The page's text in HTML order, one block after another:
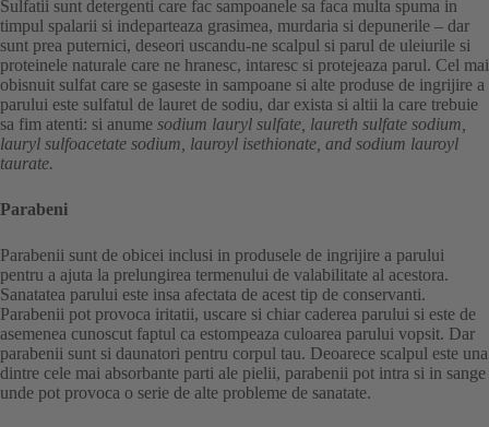
Sulfatii sunt detergenti care fac sampoanele sa faca multa spuma in
timpul spalarii si indeparteaza grasimea, murdaria si depunerile – dar
sunt prea puternici, deseori uscandu-ne scalpul si parul de uleiurile si
proteinele naturale care ne hranesc, intaresc si protejeaza parul. Cel mai
obisnuit sulfat care se gaseste in sampoane si alte produse de ingrijire a
parului este sulfatul de lauret de sodiu, dar exista si altii la care trebuie
sa fim atenti: si anume sodium lauryl sulfate, laureth sulfate sodium,
lauryl sulfoacetate sodium, lauroyl isethionate, and sodium lauroyl
taurate.
Parabeni
Parabenii sunt de obicei inclusi in produsele de ingrijire a parului
pentru a ajuta la prelungirea termenului de valabilitate al acestora.
Sanatatea parului este insa afectata de acest tip de conservanti.
Parabenii pot provoca iritatii, uscare si chiar caderea parului si este de
asemenea cunoscut faptul ca estompeaza culoarea parului vopsit. Dar
parabenii sunt si daunatori pentru corpul tau. Deoarece scalpul este una
dintre cele mai absorbante parti ale pielii, parabenii pot intra si in sange
unde pot provoca o serie de alte probleme de sanatate.